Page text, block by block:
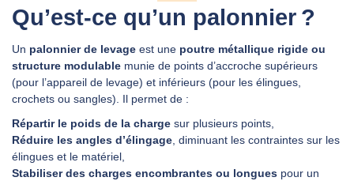
Qu’est‑ce qu’un palonnier ?
Un palonnier de levage est une poutre métallique rigide ou
structure modulable munie de points d’accroche supérieurs
(pour l’appareil de levage) et inférieurs (pour les élingues,
crochets ou sangles). Il permet de :
Répartir le poids de la charge sur plusieurs points,
Réduire les angles d’élingage, diminuant les contraintes sur les
élingues et le matériel,
Stabiliser des charges encombrantes ou longues pour un